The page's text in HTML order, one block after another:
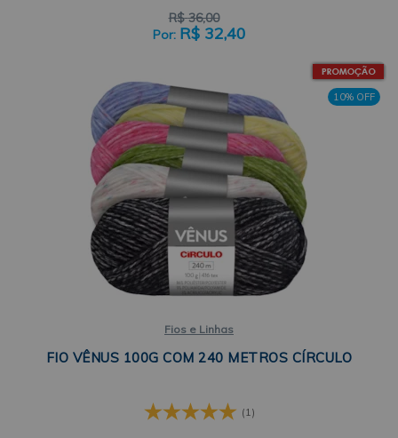
R$ 36,00
R$ 32,40
10% OFF
Fios e Linhas
FIO VÊNUS 100G COM 240 METROS CÍRCULO
(1)